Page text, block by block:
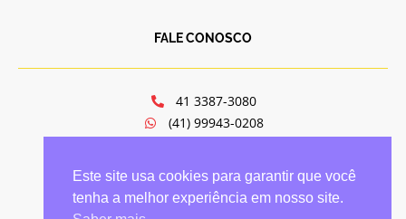
FALE CONOSCO
41 3387-3080
(41) 99943-0208
Av. Mal. Floriano Peixoto, 6321
Hauer - Curitiba/PR
Este site usa cookies para garantir que você
tenha a melhor experiência em nosso site.